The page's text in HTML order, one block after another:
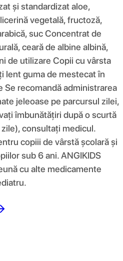
și standardizat aloe,
vegetală, fructoză,
suc Concentrat de
ceară de albine albină,
de utilizare Copii cu vârsta
lent guma de mestecat în
Se recomandă administrarea
jeleoase pe parcursul zilei,
îmbunătățiri după o scurtă
consultați medicul.
copiii de vârstă școlară și
sub 6 ani. ANGIKIDS
cu alte medicamente